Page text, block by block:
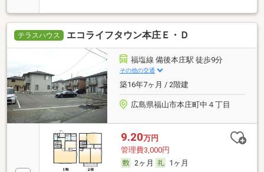
テラスハウス エコライフタウン本庄Ｅ・Ｄ
福塩線 備後本庄駅 徒歩9分
その他の交通
築16年7ヶ月 / 2階建
広島県福山市本庄町中４丁目
9.20万円
管理費3,000円
2ヶ月
1ヶ月